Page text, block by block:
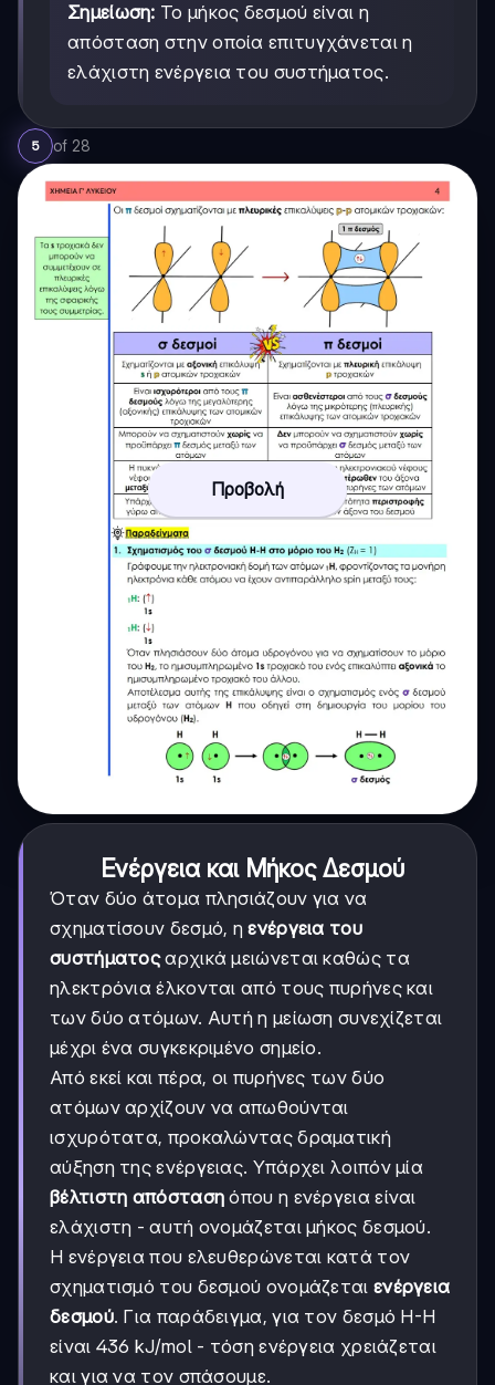
Σημείωση: Το μήκος δεσμού είναι η
απόσταση στην οποία επιτυγχάνεται η
ελάχιστη ενέργεια του συστήματος.
5 of 28
Προβολή
Ενέργεια και Μήκος Δεσμού
Όταν δύο άτομα πλησιάζουν για να
σχηματίσουν δεσμό, ηενέργεια του
συστήματοςαρχικά μειώνεται καθώς τα
ηλεκτρόνια έλκονται από τους πυρήνες και
των δύο ατόμων. Αυτή η μείωση συνεχίζεται
μέχρι ένα συγκεκριμένο σημείο.
Από εκεί και πέρα, οι πυρήνες των δύο
ατόμων αρχίζουν να απωθούνται
ισχυρότατα, προκαλώντας δραματική
αύξηση της ενέργειας. Υπάρχει λοιπόν μία
βέλτιστη απόσταση όπου η ενέργεια είναι
ελάχιστη - αυτή ονομάζεται μήκος δεσμού.
Η ενέργεια που ελευθερώνεται κατά τον
σχηματισμό του δεσμού ονομάζεται ενέργεια
δεσμού. Για παράδειγμα, για τον δεσμό H-H
είναι 436 kJ/mol - τόση ενέργεια χρειάζεται
και για να τον σπάσουμε.